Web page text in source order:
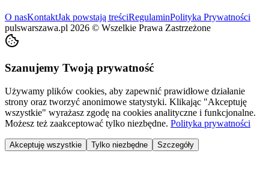
O nasKontaktJak powstają treściRegulaminPolityka Prywatności
pulswarszawa.pl 2026 © Wszelkie Prawa Zastrzeżone
Szanujemy Twoją prywatność
Używamy plików cookies, aby zapewnić prawidłowe działanie
strony oraz tworzyć anonimowe statystyki. Klikając "Akceptuję
wszystkie" wyrażasz zgodę na cookies analityczne i funkcjonalne.
Możesz też zaakceptować tylko niezbędne. Polityka prywatności
Akceptuję wszystkie Tylko niezbędne Szczegóły